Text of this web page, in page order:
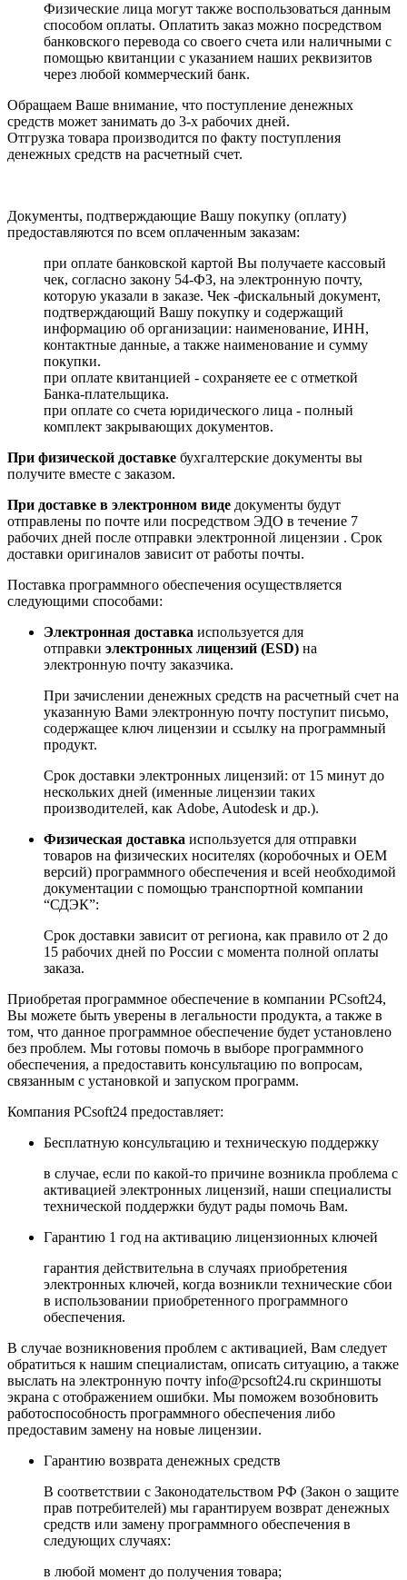
Физические лица могут также воспользоваться данным
способом оплаты. Оплатить заказ можно посредством
банковского перевода со своего счета или наличными с
помощью квитанции с указанием наших реквизитов
через любой коммерческий банк.
Обращаем Ваше внимание, что поступление денежных
средств может занимать до 3-х рабочих дней.
Отгрузка товара производится по факту поступления
денежных средств на расчетный счет.
Документы, подтверждающие Вашу покупку (оплату)
предоставляются по всем оплаченным заказам:
при оплате банковской картой Вы получаете кассовый
чек, согласно закону 54-ФЗ, на электронную почту,
которую указали в заказе. Чек -фискальный документ,
подтверждающий Вашу покупку и содержащий
информацию об организации: наименование, ИНН,
контактные данные, а также наименование и сумму
покупки.
при оплате квитанцией - сохраняете ее с отметкой
Банка-плательщика.
при оплате со счета юридического лица - полный
комплект закрывающих документов.
При физической доставке бухгалтерские документы вы
получите вместе с заказом.
При доставке в электронном виде документы будут
отправлены по почте или посредством ЭДО в течение 7
рабочих дней после отправки электронной лицензии . Срок
доставки оригиналов зависит от работы почты.
Поставка программного обеспечения осуществляется
следующими способами:
Электронная доставка используется для
отправки электронных лицензий (ESD) на
электронную почту заказчика.
При зачислении денежных средств на расчетный счет на
указанную Вами электронную почту поступит письмо,
содержащее ключ лицензии и ссылку на программный
продукт.
Срок доставки электронных лицензий: от 15 минут до
нескольких дней (именные лицензии таких
производителей, как Adobe, Autodesk и др.).
Физическая доставка используется для отправки
товаров на физических носителях (коробочных и ОЕМ
версий) программного обеспечения и всей необходимой
документации с помощью транспортной компании
“СДЭК”:
Срок доставки зависит от региона, как правило от 2 до
15 рабочих дней по России с момента полной оплаты
заказа.
Приобретая программное обеспечение в компании PCsoft24,
Вы можете быть уверены в легальности продукта, а также в
том, что данное программное обеспечение будет установлено
без проблем. Мы готовы помочь в выборе программного
обеспечения, а предоставить консультацию по вопросам,
связанным с установкой и запуском программ.
Компания PCsoft24 предоставляет:
Бесплатную консультацию и техническую поддержку
в случае, если по какой-то причине возникла проблема с
активацией электронных лицензий, наши специалисты
технической поддержки будут рады помочь Вам.
Гарантию 1 год на активацию лицензионных ключей
гарантия действительна в случаях приобретения
электронных ключей, когда возникли технические сбои
в использовании приобретенного программного
обеспечения.
В случае возникновения проблем с активацией, Вам следует
обратиться к нашим специалистам, описать ситуацию, а также
выслать на электронную почту info@pcsoft24.ru скриншоты
экрана с отображением ошибки. Мы поможем возобновить
работоспособность программного обеспечения либо
предоставим замену на новые лицензии.
Гарантию возврата денежных средств
В соответствии с Законодательством РФ (Закон о защите
прав потребителей) мы гарантируем возврат денежных
средств или замену программного обеспечения в
следующих случаях:
в любой момент до получения товара;